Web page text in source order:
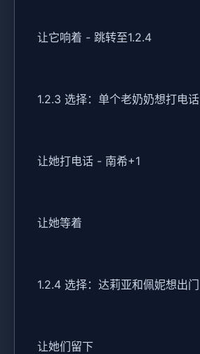
让它响着 - 跳转至1.2.4
1.2.3 选择：单个老奶奶想打电话
让她打电话 - 南希+1
让她等着
1.2.4 选择：达莉亚和佩妮想出门
让她们留下